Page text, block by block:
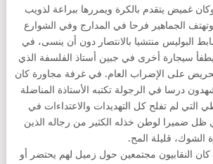
غميض يتقدم بالكرة ويمررها ببراعة لذويب
الجماهير فرحا في المدارج وفي الشوارع
البوليس منتشيا بالانتصار دون أن ينسى، في
سيجارة أخرى في جبين أستاذ الفلسفة الذي
على الإضراب العام. في غرفة مجاورة كان
درسا في الرجولة تكتبه الأستاذة المناضلة
التي لم تفلح كل التهديدات والاعتداءات في
ظل ضميرا لوطن خذله الكثير من رجاله الذين
الشوك، قليلة المح.
النقابيون مجتمعين حول زميل لهم يحتضر أو